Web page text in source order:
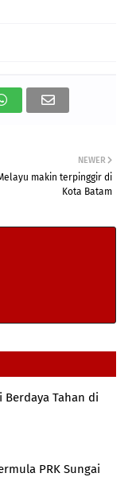
NEWER
makin terpinggir di
Kota Batam
Tahan di
PRK Sungai